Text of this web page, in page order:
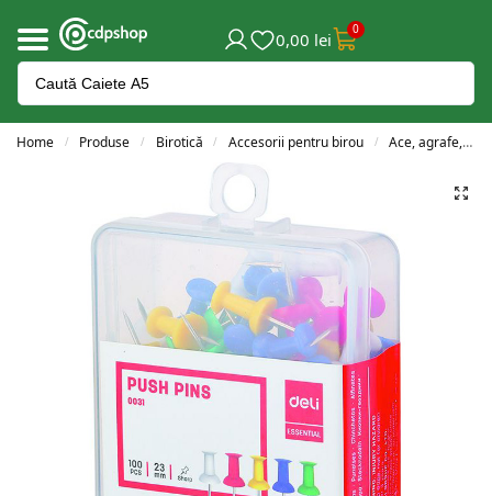
0,00 lei 0
Home / Produse / Birotică / Accesorii pentru birou / Ace, agrafe, clipsuri și pioneze